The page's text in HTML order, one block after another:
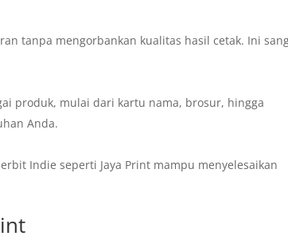
tanpa mengorbankan kualitas hasil cetak. Ini
produk, mulai dari kartu nama, brosur, hingga
Anda.
Indie seperti Jaya Print mampu menyelesaikan